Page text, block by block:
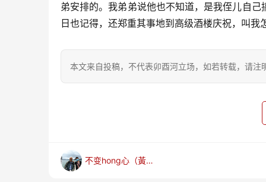
弟安排的。我弟弟说他也不知道，是我侄儿自
日也记得，还郑重其事地到高级酒楼庆祝，叫
本文来自投稿，不代表卯酉河立场，如若转载，请
不变hong心（黃梅麟）